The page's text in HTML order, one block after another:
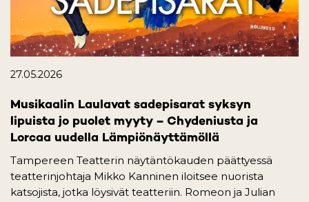
27.05.2026
Musikaalin Laulavat sadepisarat syksyn
lipuista jo puolet myyty – Chydeniusta ja
Lorcaa uudella Lämpiönäyttämöllä
Tampereen Teatterin näytäntökauden päättyessä
teatterinjohtaja Mikko Kanninen iloitsee nuorista
katsojista, jotka löysivät teatteriin. Romeon ja Julian